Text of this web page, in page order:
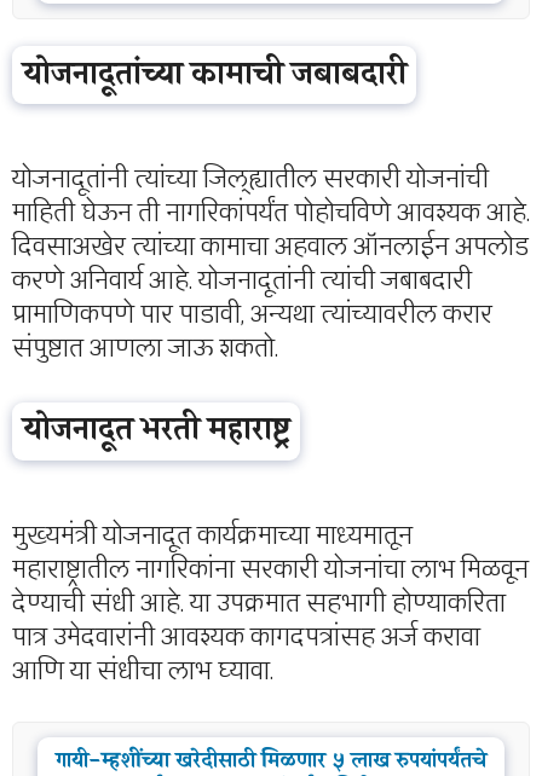
योजनादूतांच्या कामाची जबाबदारी
योजनादूतांनी त्यांच्या जिल्ह्यातील सरकारी योजनांची
माहिती घेऊन ती नागरिकांपर्यंत पोहोचविणे आवश्यक आहे.
दिवसाअखेर त्यांच्या कामाचा अहवाल ऑनलाईन अपलोड
करणे अनिवार्य आहे. योजनादूतांनी त्यांची जबाबदारी
प्रामाणिकपणे पार पाडावी, अन्यथा त्यांच्यावरील करार
संपुष्टात आणला जाऊ शकतो.
योजनादूत भरती महाराष्ट्र
मुख्यमंत्री योजनादूत कार्यक्रमाच्या माध्यमातून
महाराष्ट्रातील नागरिकांना सरकारी योजनांचा लाभ मिळवून
देण्याची संधी आहे. या उपक्रमात सहभागी होण्याकरिता
पात्र उमेदवारांनी आवश्यक कागदपत्रांसह अर्ज करावा
आणि या संधीचा लाभ घ्यावा.
गायी-म्हशींच्या खरेदीसाठी मिळणार ५ लाख रुपयांपर्यंतचे